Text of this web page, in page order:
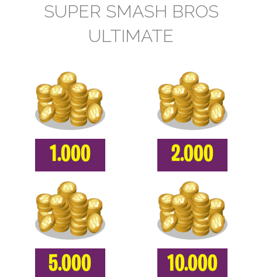
SUPER SMASH BROS
ULTIMATE
1.000 2.000
5.000 10.000